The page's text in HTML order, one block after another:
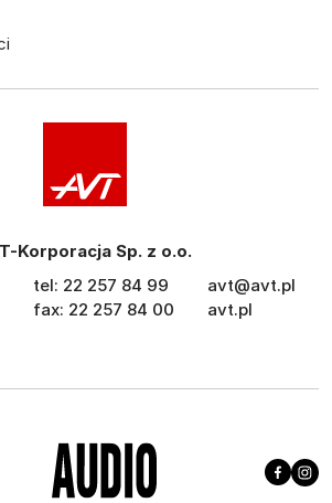
Korporacja Sp. z o.o.
tel: 22 257 84 99
fax: 22 257 84 00
avt@avt.pl
avt.pl